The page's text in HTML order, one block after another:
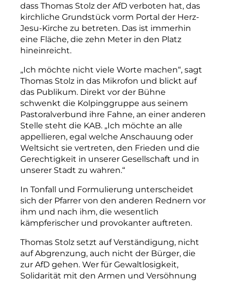
dass Thomas Stolz der AfD verboten hat, das
kirchliche Grundstück vorm Portal der Herz-
Jesu-Kirche zu betreten. Das ist immerhin
eine Fläche, die zehn Meter in den Platz
hineinreicht.
„Ich möchte nicht viele Worte machen“, sagt
Thomas Stolz in das Mikrofon und blickt auf
das Publikum. Direkt vor der Bühne
schwenkt die Kolpinggruppe aus seinem
Pastoralverbund ihre Fahne, an einer anderen
Stelle steht die KAB. „Ich möchte an alle
appellieren, egal welche Anschauung oder
Weltsicht sie vertreten, den Frieden und die
Gerechtigkeit in unserer Gesellschaft und in
unserer Stadt zu wahren.“
In Tonfall und Formulierung unterscheidet
sich der Pfarrer von den anderen Rednern vor
ihm und nach ihm, die wesentlich
kämpferischer und provokanter auftreten.
Thomas Stolz setzt auf Verständigung, nicht
auf Abgrenzung, auch nicht der Bürger, die
zur AfD gehen. Wer für Gewaltlosigkeit,
Solidarität mit den Armen und Versöhnung